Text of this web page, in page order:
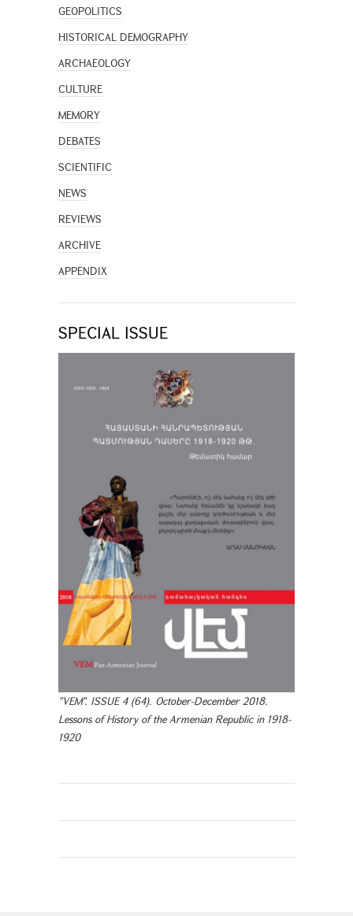
GEOPOLITICS
HISTORICAL DEMOGRAPHY
ARCHAEOLOGY
CULTURE
MEMORY
DEBATES
SCIENTIFIC
NEWS
REVIEWS
ARCHIVE
APPENDIX
SPECIAL ISSUE
"VEM". ISSUE 4 (64). October-December 2018.
Lessons of History of the Armenian Republic in 1918-
1920